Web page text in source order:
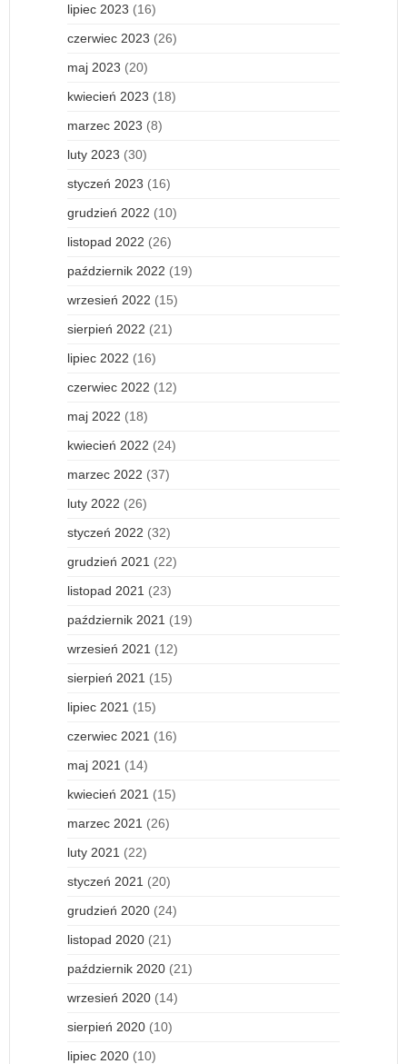
lipiec 2023 (16)
czerwiec 2023 (26)
maj 2023 (20)
kwiecień 2023 (18)
marzec 2023 (8)
luty 2023 (30)
styczeń 2023 (16)
grudzień 2022 (10)
listopad 2022 (26)
październik 2022 (19)
wrzesień 2022 (15)
sierpień 2022 (21)
lipiec 2022 (16)
czerwiec 2022 (12)
maj 2022 (18)
kwiecień 2022 (24)
marzec 2022 (37)
luty 2022 (26)
styczeń 2022 (32)
grudzień 2021 (22)
listopad 2021 (23)
październik 2021 (19)
wrzesień 2021 (12)
sierpień 2021 (15)
lipiec 2021 (15)
czerwiec 2021 (16)
maj 2021 (14)
kwiecień 2021 (15)
marzec 2021 (26)
luty 2021 (22)
styczeń 2021 (20)
grudzień 2020 (24)
listopad 2020 (21)
październik 2020 (21)
wrzesień 2020 (14)
sierpień 2020 (10)
lipiec 2020 (10)